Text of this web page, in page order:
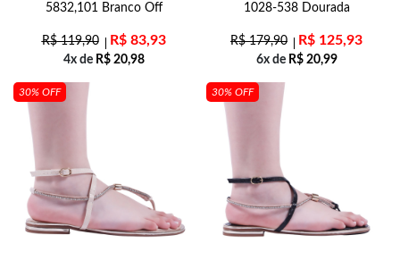
5832,101 Branco Off
R$119,90 R$83,93
4x de R$20,98
1028-538 Dourada
R$179,90 R$ 125,93
6x de R$20,99
30% OFF 30% OFF